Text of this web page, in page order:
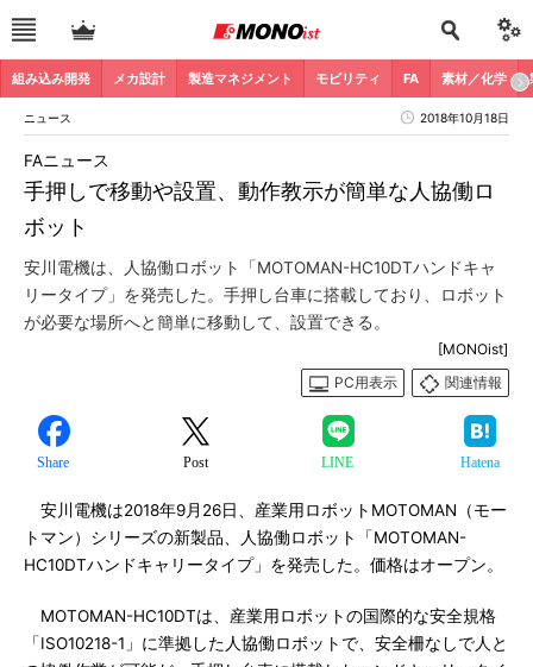
組み込み開発 メカ設計 製造マネジメント モビリティ FA 素材／化学
ニュース 2018年10月18日
手押しで移動や設置、動作教示が簡単な人協働ロ
ボット
FAニュース
安川電機は、人協働ロボット「MOTOMAN-HC10DTハンドキャ
リータイプ」を発売した。手押し台車に搭載しており、ロボット
が必要な場所へと簡単に移動して、設置できる。
[MONOist]
PC用表示
関連情報
Share Post LINE Hatena
安川電機は2018年9月26日、産業用ロボットMOTOMAN（モー
トマン）シリーズの新製品、人協働ロボット「MOTOMAN-
HC10DTハンドキャリータイプ」を発売した。価格はオープン。
MOTOMAN-HC10DTは、産業用ロボットの国際的な安全規格
「ISO10218-1」に準拠した人協働ロボットで、安全柵なしで人と